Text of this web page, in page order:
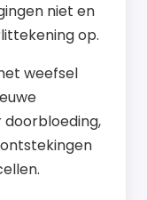
niet en
op.
weefsel